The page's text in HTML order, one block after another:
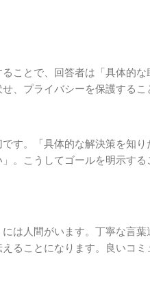
ことで、回答者は「具体的な
、プライバシーを保護するこ
す。「具体的な解決策を知
。こうしてゴールを明示す
は人間がいます。丁寧な言
ることになります。良いコ